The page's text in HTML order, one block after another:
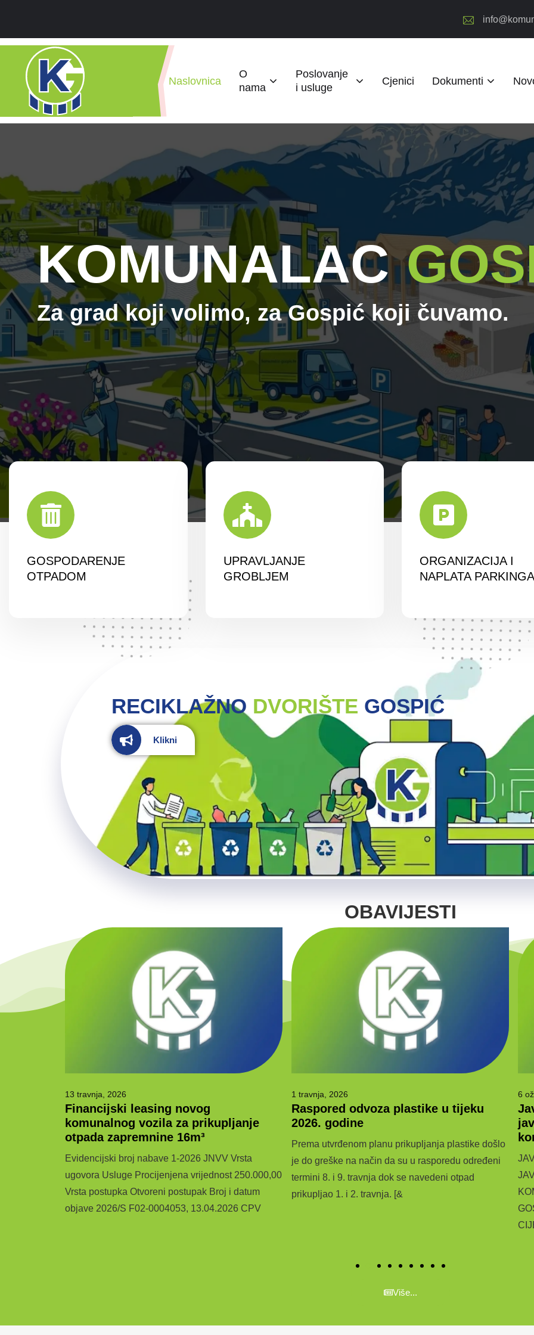
Naslovnica
O
nama
Poslovanje
i usluge
Cjenici Dokumenti
KOMUNALAC
Za grad kojivolimo, za Gospić koji
GOSPODARENJE
OTPADOM
UPRAVLJANJE
GROBLJEM
ORGANIZACIJA I
NAPLATA PARKINGA
RECIKLAŽNO DVORIŠTE GOSPIĆ
Klikni
OBAVIJESTI
13 travnja, 2026
Financijski leasing novog
komunalnog vozila za prikupljanje
otpada zapremnine 16m³
Evidencijski broj nabave 1-2026 JNVV Vrsta
ugovora Usluge Procijenjena vrijednost 250.000,00
Vrsta postupka Otvoreni postupak Broj i datum
objave 2026/S F02-0004053, 13.04.2026 CPV
1 travnja, 2026
Raspored odvoza plastike u tijeku
2026. godine
Prema utvrđenom planu prikupljanja plastike došlo
je do greške na način da su u rasporedu određeni
termini 8. i 9. travnja dok se navedeni otpad
prikupljao 1. i 2. travnja. [&
6
Više...